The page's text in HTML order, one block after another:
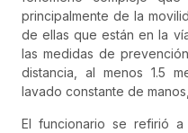
principalmente de la
de ellas que están en la
las medidas de
distancia, al menos 1.5
lavado constante de
El funcionario se refirió